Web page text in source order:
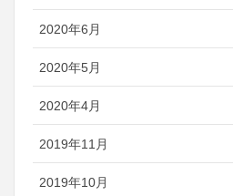
2020年6月
2020年5月
2020年4月
2019年11月
2019年10月